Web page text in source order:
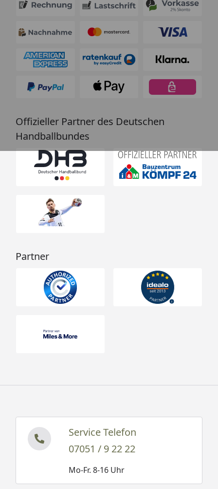
Offizieller Partner des Deutschen
Handballbundes
Partner
Service Telefon
07051 / 9 22 22
Mo-Fr. 8-16 Uhr